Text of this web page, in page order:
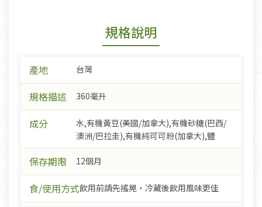
規格說明
產地 台灣
規格描述 360毫升
成分
水,有機黃豆(美國/加拿大),有機砂糖(巴西/
澳洲/巴拉圭),有機純可可粉(加拿大),鹽
保存期限 12個月
食/使用方式飲用前請先搖晃，冷藏後飲用風味更佳